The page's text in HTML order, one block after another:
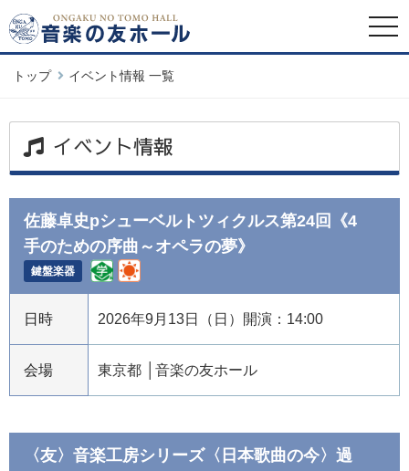
トップ イベント情報 一覧
イベント情報
佐藤卓史pシューベルトツィクルス第24回《4
手のための序曲～オペラの夢》
鍵盤楽器
日時 2026年9月13日（日）開演：14:00
会場 東京都 音楽の友ホール
〈友〉音楽工房シリーズ〈日本歌曲の今〉過